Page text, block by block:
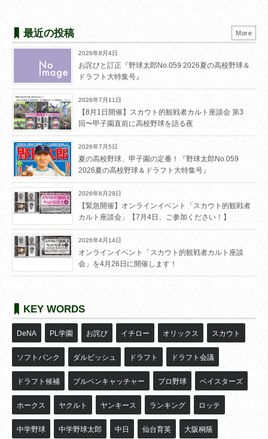
最近の投稿
2026年8月4日
お詫びと訂正『野球太郎No.059 2026夏の高校野球＆
ドラフト大特集号』
2026年7月11日
【8月1日開催】スカウト的観戦者カルト座談会 第3
回〜甲子園直前に高校野球を語る夜
2026年7月5日
夏の高校野球、甲子園の定番！『野球太郎No.059
2026夏の高校野球＆ドラフト大特集号』
2026年6月29日
【緊急開催】オンラインイベント「スカウト的観戦者
カルト座談会」【7月4日、ご参加ください！】
2026年4月14日
オンラインイベント「スカウト的観戦者カルト座談
会」を4月26日に開催します！
More
KEY WORDS
DeNA PL学園 お詫び イチロー オリックス スカウト
ソフトバンク ダルビッシュ ドラフト ドラフト会議
ドラフト候補 ブルペンキャッチャー プロ野球 ベイスターズ
ホークス ヤクルト ヤンキース ランキング ロッテ
中学野球 中学野球太郎 中日 仙台育英 大阪桐蔭